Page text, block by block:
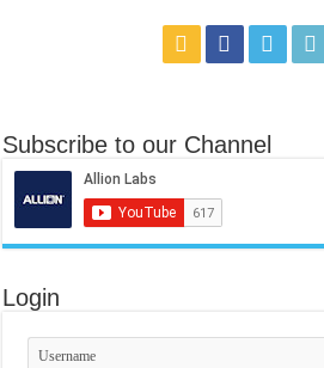
Subscribe to our Channel
Login